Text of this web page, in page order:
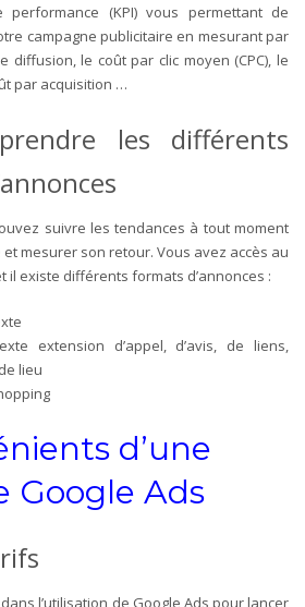
performance (KPI) vous permettant de
campagne publicitaire en mesurant par
diffusion, le coût par clic moyen (CPC), le
par acquisition …
les différents
suivre les tendances à tout moment
mesurer son retour. Vous avez accès au
il existe différents formats d’annonces :
extension d’appel, d’avis, de liens,
lieu
d’une
Google Ads
l’utilisation de Google Ads pour lancer